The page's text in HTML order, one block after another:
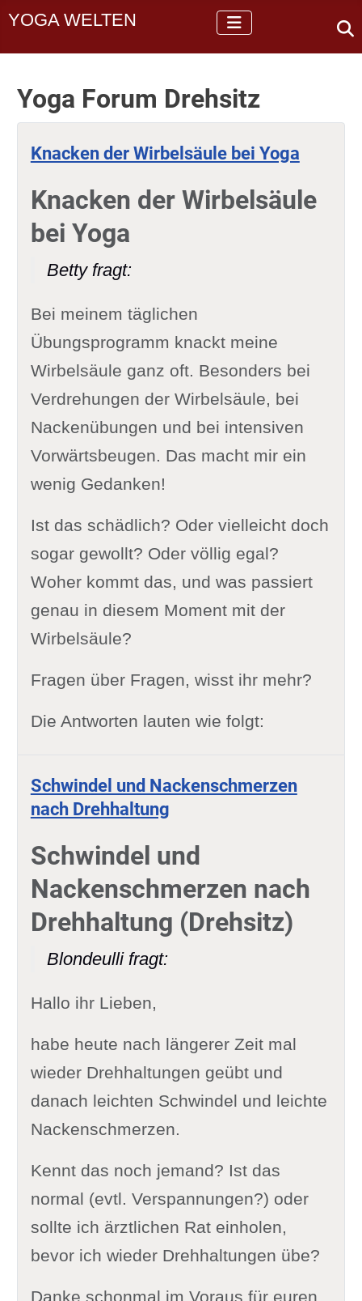
YOGA WELTEN
Yoga Forum Drehsitz
Knacken der Wirbelsäule bei Yoga
Knacken der Wirbelsäule
bei Yoga
Betty fragt:
Bei meinem täglichen
Übungsprogramm knackt meine
Wirbelsäule ganz oft. Besonders bei
Verdrehungen der Wirbelsäule, bei
Nackenübungen und bei intensiven
Vorwärtsbeugen. Das macht mir ein
wenig Gedanken!
Ist das schädlich? Oder vielleicht doch
sogar gewollt? Oder völlig egal?
Woher kommt das, und was passiert
genau in diesem Moment mit der
Wirbelsäule?
Fragen über Fragen, wisst ihr mehr?
Die Antworten lauten wie folgt:
Schwindel und Nackenschmerzen
nach Drehhaltung
Schwindel und
Nackenschmerzen nach
Drehhaltung (Drehsitz)
Blondeulli fragt:
Hallo ihr Lieben,
habe heute nach längerer Zeit mal
wieder Drehhaltungen geübt und
danach leichten Schwindel und leichte
Nackenschmerzen.
Kennt das noch jemand? Ist das
normal (evtl. Verspannungen?) oder
sollte ich ärztlichen Rat einholen,
bevor ich wieder Drehhaltungen übe?
Danke schonmal im Voraus für euren